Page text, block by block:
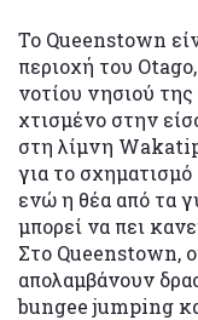
Το Queenstown
περιοχή του
νοτίου νησιού
χτισμένο στην
στη λίμνη
για το
ενώ η θέα από τα
μπορεί να πει
Στο Queenstown,
απολαμβάνουν
bungee jumping